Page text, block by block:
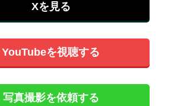
Xを見る
YouTubeを視聴する
写真撮影を依頼する